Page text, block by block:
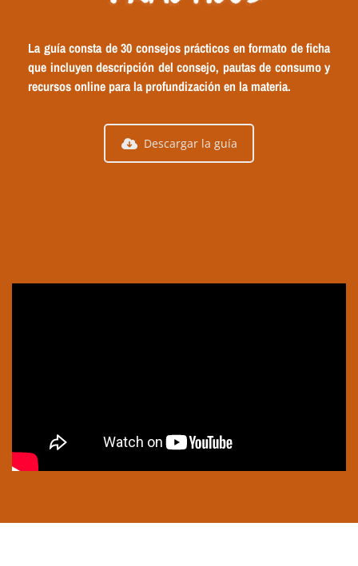
La guía consta de 30 consejos prácticos en formato de ficha
que incluyen descripción del consejo, pautas de consumo y
recursos online para la profundización en la materia.
Descargar la guía